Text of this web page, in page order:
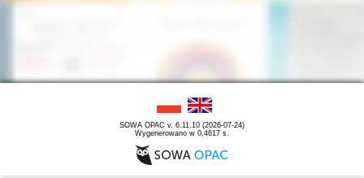
SOWA OPAC v. 6.11.10 (2026-07-24)
Wygenerowano w 0,4617 s.